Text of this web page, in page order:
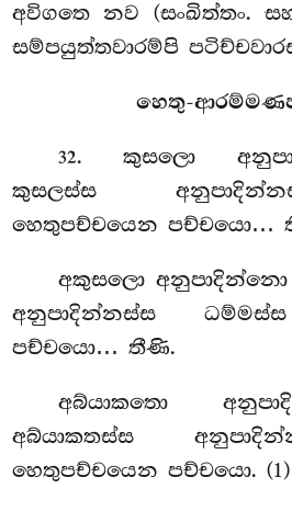
අවිගතෙ නව (සංඛිත්තං.
සම්පයුත්තවාරම්පි
හෙතු-
32. කුසලො
කුසලස්ස
හෙතුපච්චයෙන පච්චයො…
අකුසලො
අනුපාදින්නස්ස
පච්චයො… තීණි.
අබ්යාකතො
අබ්යාකතස්ස
හෙතුපච්චයෙන පච්චයො. (1)